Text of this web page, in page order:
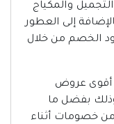
التجميل والمكياج
إلى العطور
الخصم من خلال
عروض
وذلك بفضل ما
من خصومات أثناء